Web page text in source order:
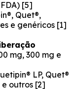
[5]
Quet®,
e genéricos [1]
mg, 300 mg e
LP, Quet®
e outros [2]